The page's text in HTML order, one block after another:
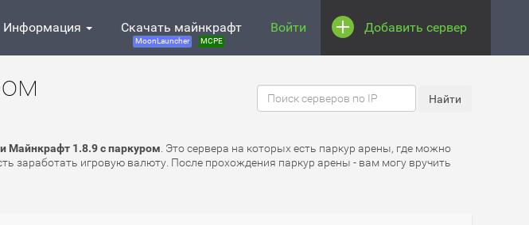
Информация Скачать майнкрафт
MoonLauncher MCPE
Войти Добавить сервер
Майнкрафт 1.8.9 с паркуром . Это сервера на которых есть паркур арены, где можно
заработать игровую валюту. После прохождения паркур арены - вам могу вручить